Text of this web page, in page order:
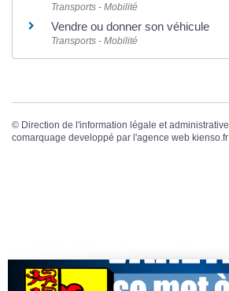
Transports - Mobilité
Vendre ou donner son véhicule
Transports - Mobilité
© Direction de l'information légale et administrative
comarquage developpé par l'agence web kienso.fr